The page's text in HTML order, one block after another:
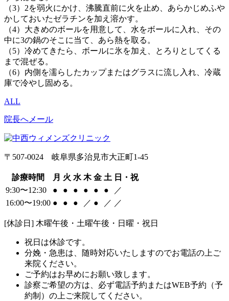
（3）2を弱火にかけ、沸騰直前に火を止め、あらかじめふや
かしておいたゼラチンを加え溶かす。
（4）大きめのボールを用意して、水をボールに入れ、その
中に3の鍋のそこに当て、あら熱を取る。
（5）冷めてきたら、ボールに氷を加え、とろりとしてくる
まで混ぜる。
（6）内側を濡らしたカップまたはグラスに流し入れ、冷蔵
庫で冷やし固める。
ALL
院長へメール
〒507-0024 岐阜県多治見市大正町1-45
診療時間 月 火 水 木 金 土 日・祝
9:30〜12:30
● ● ● ● ● ●
／
16:00〜19:00 ● ● ● ／ ● ／ ／
[休診日] 木曜午後・土曜午後・日曜・祝日
祝日は休診です。
分娩・急患は、随時対応いたしますのでお電話の上ご
来院ください。
ご予約はお早めにお願い致します。
診察ご希望の方は、必ず電話予約またはWEB予約（予
約制）の上ご来院してください。